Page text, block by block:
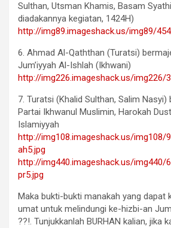
Sulthan, Utsman Khamis, Basam
diadakannya kegiatan, 1424H)
http://img89.imageshack.us/img89/
6. Ahmad Al-Qaththan (Turatsi)
Jum’iyyah Al-Ishlah (Ikhwani)
http://img226.imageshack.us/img226/
7. Turatsi (Khalid Sulthan, Salim Nasyi)
Partai Ikhwanul Muslimin, Harokah
Islamiyyah
http://img108.imageshack.us/img108/
ah5.jpg
http://img440.imageshack.us/img440/
pr5.jpg
Maka bukti-bukti manakah yang dapat
umat untuk melindungi ke-hizbi-an
??!. Tunjukkanlah BURHAN kalian, jika